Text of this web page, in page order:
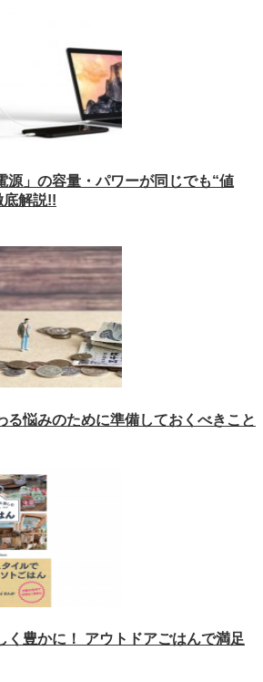
源」の容量・パワーが同じでも“値
底解説!!
る悩みのために準備しておくべきこと
く豊かに！ アウトドアごはんで満足